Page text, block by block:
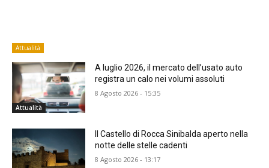
Attualità
Attualità
A luglio 2026, il mercato dell’usato auto
registra un calo nei volumi assoluti
8 Agosto 2026 - 15:35
Il Castello di Rocca Sinibalda aperto nella
notte delle stelle cadenti
8 Agosto 2026 - 13:17